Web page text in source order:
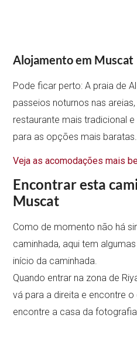
Alojamento em Muscat
Pode ficar perto: A praia de
passeios noturnos nas
restaurante mais tradicional
para as opções mais baratas.
Veja as acomodações mais
Encontrar esta
Muscat
Como de momento não há
caminhada, aqui tem
início da caminhada.
Quando entrar na zona de
vá para a direita e encontre
encontre a casa da